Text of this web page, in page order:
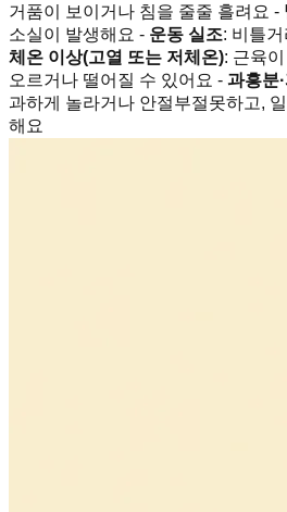
거품이 보이거나 침을 줄줄 흘려요 -
소실이 발생해요 - 운동 실조: 비틀
체온 이상(고열 또는 저체온): 근육
오르거나 떨어질 수 있어요 - 과흥분
과하게 놀라거나 안절부절못하고,
해요